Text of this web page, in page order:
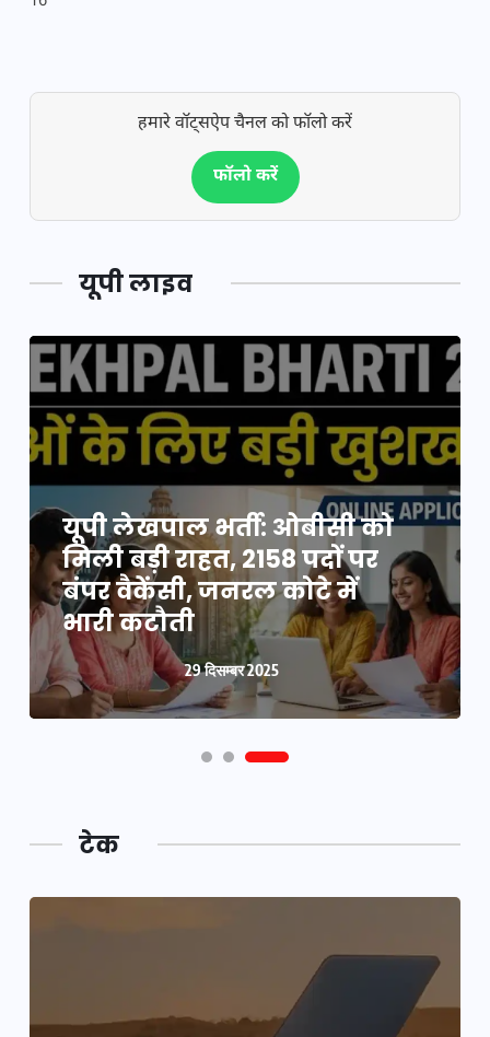
हमारे वॉट्सऐप चैनल को फॉलो करें
फॉलो करें
यूपी लाइव
यूपी न्यूज़: नौकरों ने पिता-पुत्री
को 5 साल घर में बनाया बंधक,
बुजुर्ग की मौत, बेटी बनी
‘कंकाल’
29 दिसम्बर 2025
यूपी लेखपाल भर्ती: ओबीसी को
मिली बड़ी राहत, 2158 पदों पर
बंपर वैकेंसी, जनरल कोटे में
भारी कटौती
29 दिसम्बर 2025
टेक